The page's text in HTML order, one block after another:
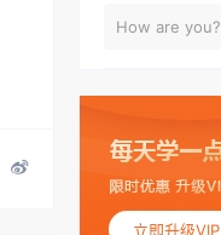
How are you?
立即升级VIP